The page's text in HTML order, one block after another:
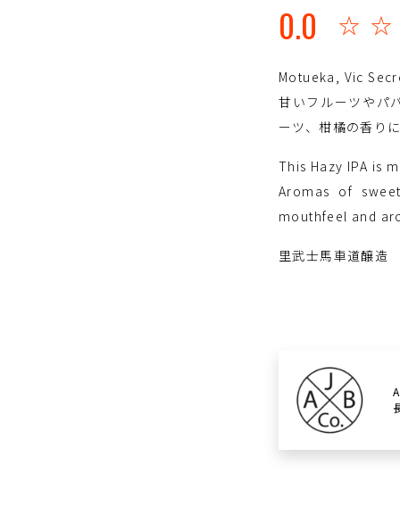
0.0
Motueka, Vic
甘いフルーツやパ
ーツ、柑橘の香り
This Hazy IPA is
Aromas of
mouthfeel and
里武士馬車道醸造